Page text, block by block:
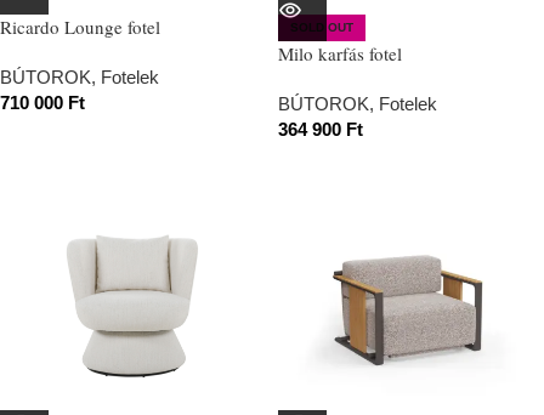
Ricardo Lounge fotel
BÚTOROK, Fotelek
710 000 Ft
SOLD OUT
Milo karfás fotel
BÚTOROK, Fotelek
364 900 Ft